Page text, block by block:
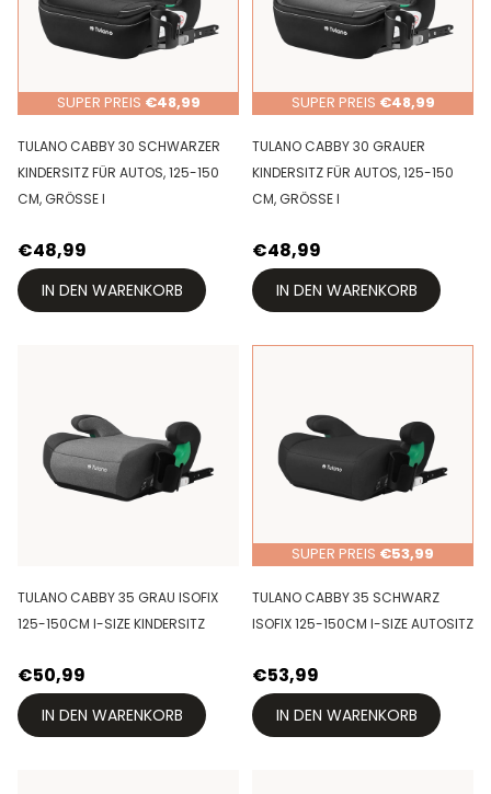
SUPER PREIS €48,99
TULANO CABBY 30 SCHWARZER
KINDERSITZ FÜR AUTOS, 125-150
CM, GRÖSSE I
€48,99
IN DEN WARENKORB
SUPER PREIS €48,99
TULANO CABBY 30 GRAUER
KINDERSITZ FÜR AUTOS, 125-150
CM, GRÖSSE I
€48,99
IN DEN WARENKORB
TULANO CABBY 35 GRAU ISOFIX
125-150CM I-SIZE KINDERSITZ
€50,99
IN DEN WARENKORB
SUPER PREIS €53,99
TULANO CABBY 35 SCHWARZ
ISOFIX 125-150CM I-SIZE AUTOSITZ
€53,99
IN DEN WARENKORB